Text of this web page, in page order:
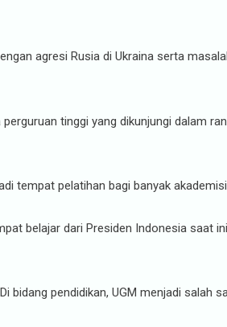
agresi Rusia di Ukraina serta
tinggi yang dikunjungi dalam
tempat pelatihan bagi banyak
belajar dari Presiden Indonesia saat
bidang pendidikan, UGM menjadi salah